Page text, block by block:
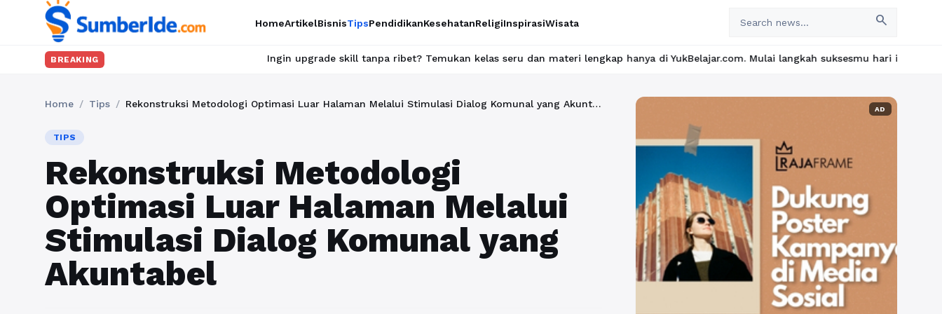
HomeArtikelBisnisTipsPendidikanKesehatanReligiInspirasiWisata search
BREAKING Ingin upgrade skill tanpa ribet? Temukan kelas seru dan materi lengkap hanya di YukBelajar.com. Mulai langkah suksesmu hari ini! • Mau lulus? Latih
Home / Tips / Rekonstruksi Metodologi Optimasi Luar Halaman Melalui Stimulasi Dialog Komunal yang Akuntabel
TIPS
Rekonstruksi Metodologi
Optimasi Luar Halaman Melalui
Stimulasi Dialog Komunal yang
Akuntabel
AD